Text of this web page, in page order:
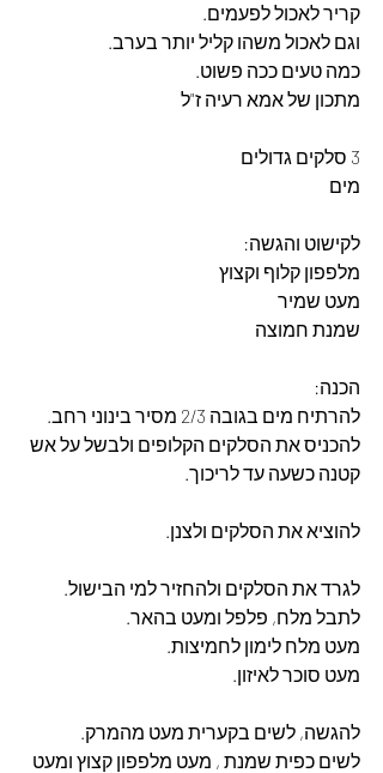
קריר לאכול לפעמים.
וגם לאכול משהו קליל יותר בערב.
כמה טעים ככה פשוט.
מתכון של אמא רעיה ז"ל
3 סלקים גדולים
מים
לקישוט והגשה:
מלפפון קלוף וקצוץ
מעט שמיר
שמנת חמוצה
הכנה:
להרתיח מים בגובה 2/3 מסיר בינוני רחב.
להכניס את הסלקים הקלופים ולבשל על אש
קטנה כשעה עד לריכוך.
להוציא את הסלקים ולצנן.
לגרד את הסלקים ולהחזיר למי הבישול.
לתבל מלח, פלפל ומעט בהאר.
מעט מלח לימון לחמיצות.
מעט סוכר לאיזון.
להגשה, לשים בקערית מעט מהמרק.
לשים כפית שמנת , מעט מלפפון קצוץ ומעט